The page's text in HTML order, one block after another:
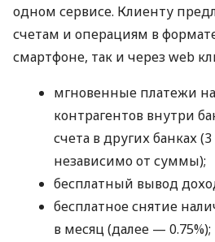
одном сервисе. Клиенту
счетам и операциям в
смартфоне, так и через web
мгновенные платежи
контрагентов внутри
счета в других банках
независимо от суммы);
бесплатный вывод
бесплатное снятие
в месяц (далее — 0.75%);